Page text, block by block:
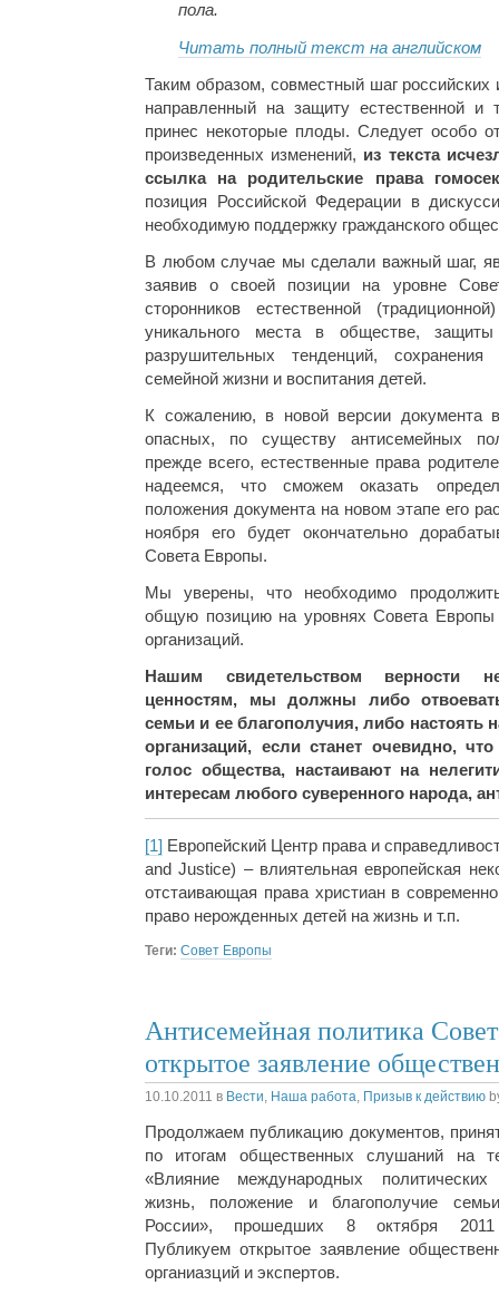
пола.
Читать полный текст на английском
Таким образом, совместный шаг российских
направленный на защиту естественной и
принес некоторые плоды. Следует особо
произведенных изменений, из текста
ссылка на родительские права
позиция Российской Федерации в
необходимую поддержку гражданского
В любом случае мы сделали важный шаг,
заявив о своей позиции на уровне
сторонников естественной
уникального места в обществе,
разрушительных тенденций, сохранения
семейной жизни и воспитания детей.
К сожалению, в новой версии документа
опасных, по существу антисемейных
прежде всего, естественные права
надеемся, что сможем оказать
положения документа на новом этапе его
ноября его будет окончательно
Совета Европы.
Мы уверены, что необходимо
общую позицию на уровнях Совета
организаций.
Нашим свидетельством верности
ценностям, мы должны либо
семьи и ее благополучия, либо настоять
организаций, если станет очевидно,
голос общества, настаивают на
интересам любого суверенного народа,
[1] Европейский Центр права и
and Justice) – влиятельная европейская
отстаивающая права христиан в
право нерожденных детей на жизнь и т.п.
Теги: Совет Европы
Антисемейная политика
открытое заявление
10.10.2011 в Вести Наша работа Призыв к действию
Продолжаем публикацию документов,
по итогам общественных слушаний на
«Влияние международных
жизнь, положение и благополучие
России», прошедших 8 октября
Публикуем открытое заявление
органиазций и экспертов.